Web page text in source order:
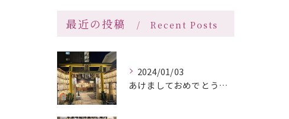
最近の投稿 Recent Posts
2024/01/03
あけましておめでとうございます🎍